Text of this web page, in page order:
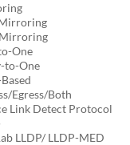
One
to-One
Egress/Both
Link Detect Protocol
LLDP/ LLDP-MED